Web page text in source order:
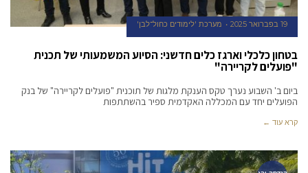
19 בפברואר 2025 מערכת 'לימודים כחול־לבן'
בטחון כלכלי וארגז כלים חדשני: הסיוע המשמעותי של תכנית
"פועלים לקריירה"
ביום ב' השבוע נערך טקס הענקת מלגות של תוכנית "פועלים לקריירה" של בנק
הפועלים יחד עם המכללה האקדמית ספיר בהשתתפות
קרא עוד ←